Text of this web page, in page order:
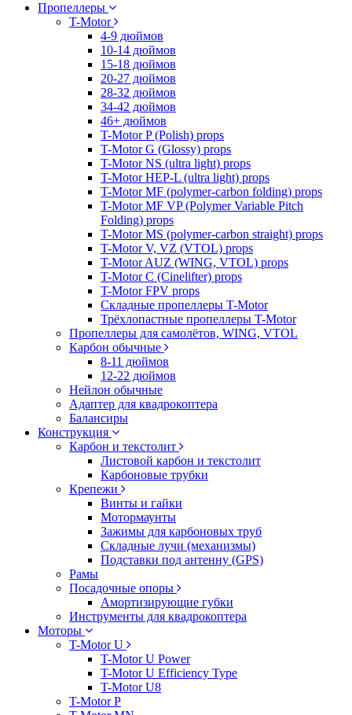
Пропеллеры
T-Motor
4-9 дюймов
10-14 дюймов
15-18 дюймов
20-27 дюймов
28-32 дюймов
34-42 дюймов
46+ дюймов
T-Motor P (Polish) props
T-Motor G (Glossy) props
T-Motor NS (ultra light) props
T-Motor HEP-L (ultra light) props
T-Motor MF (polymer-carbon folding) props
T-Motor MF VP (Polymer Variable Pitch
Folding) props
T-Motor MS (polymer-carbon straight) props
T-Motor V, VZ (VTOL) props
T-Motor AUZ (WING, VTOL) props
T-Motor C (Cinelifter) props
T-Motor FPV props
Складные пропеллеры T-Motor
Трёхлопастные пропеллеры T-Motor
Пропеллеры для самолётов, WING, VTOL
Карбон обычные
8-11 дюймов
12-22 дюймов
Нейлон обычные
Адаптер для квадрокоптера
Балансиры
Конструкция
Карбон и текстолит
Листовой карбон и текстолит
Карбоновые трубки
Крепежи
Винты и гайки
Мотормаунты
Зажимы для карбоновых труб
Складные лучи (механизмы)
Подставки под антенну (GPS)
Рамы
Посадочные опоры
Амортизирующие губки
Инструменты для квадрокоптера
Моторы
T-Motor U
T-Motor U Power
T-Motor U Efficiency Type
T-Motor U8
T-Motor P